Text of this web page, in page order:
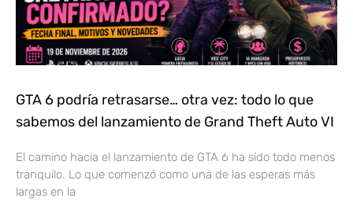
GTA 6 podría retrasarse… otra vez: todo lo que
sabemos del lanzamiento de Grand Theft Auto VI
El camino hacia el lanzamiento de GTA 6 ha sido todo menos
tranquilo. Lo que comenzó como una de las esperas más
largas en la